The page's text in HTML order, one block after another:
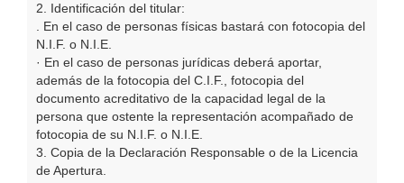
2. Identificación del titular:
. En el caso de personas físicas bastará con fotocopia del
N.I.F. o N.I.E.
· En el caso de personas jurídicas deberá aportar,
además de la fotocopia del C.I.F., fotocopia del
documento acreditativo de la capacidad legal de la
persona que ostente la representación acompañado de
fotocopia de su N.I.F. o N.I.E.
3. Copia de la Declaración Responsable o de la Licencia
de Apertura.